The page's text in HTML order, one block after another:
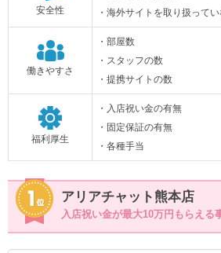
安全性
・海外サイトを取り扱って
働きやすさ
・部屋数
・スタッフの数
・提携サイトの数
福利厚生
・入店祝い金の有無
・固定保証の有無
・各種手当
アリアチャット熊本店
入店祝い金が最大10万円もらえる